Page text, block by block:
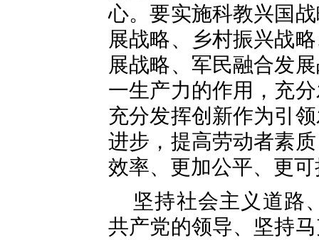
心。要实施科教兴国
展战略、乡村振兴战
展战略、军民融合发
一生产力的作用，充
充分发挥创新作为引
进步，提高劳动者素
效率、更加公平、更
坚持社会主义道路
共产党的领导、坚持